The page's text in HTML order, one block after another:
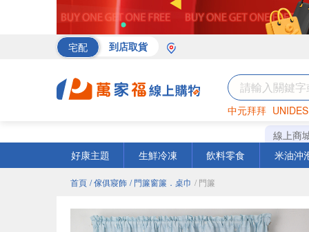
宅配 到店取貨
中元拜拜
巧克力 罐頭
線上商
好康主題
生鮮冷凍 飲料零食 米油沖
首頁 / 傢俱寢飾 / 門簾窗簾．桌巾 / 門簾